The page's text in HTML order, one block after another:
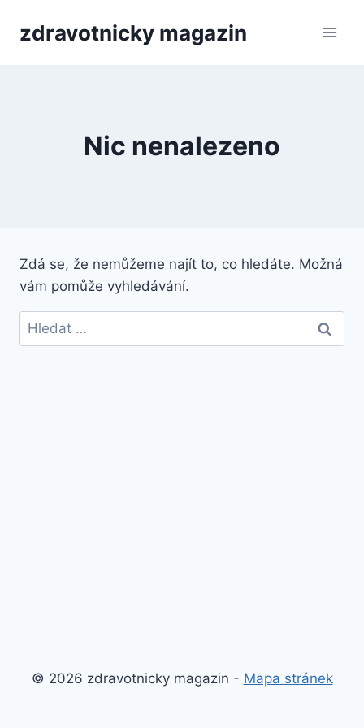
zdravotnicky magazin
Nic nenalezeno
Zdá se, že nemůžeme najít to, co hledáte. Možná
vám pomůže vyhledávání.
Vyhledávání
© 2026 zdravotnicky magazin - Mapa stránek